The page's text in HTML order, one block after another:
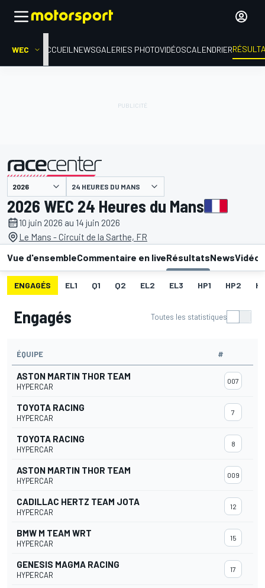
WEC ACCUEIL NEWSGALERIES PHOTOVIDÉOSCALENDRIER
présenté par 24 HEURES DU MANS
2026 WEC 24 Heures du Mans
10 juin 2026 au 14 juin 2026
Le Mans - Circuit de la Sarthe, FR
Vue d'ensembleCommentaire en liveRésultatsNewsVidéos
ENGAGÉS EL1 Q1 Q2 EL2 EL3 HP1 HP2
Engagés Toutes les statistiques
ÉQUIPE #
ASTON MARTIN THOR TEAM
HYPERCAR
007
TOYOTA RACING
HYPERCAR
7
TOYOTA RACING
HYPERCAR
8
ASTON MARTIN THOR TEAM
HYPERCAR
009
CADILLAC HERTZ TEAM JOTA
HYPERCAR
12
BMW M TEAM WRT
HYPERCAR
15
GENESIS MAGMA RACING
HYPERCAR
17